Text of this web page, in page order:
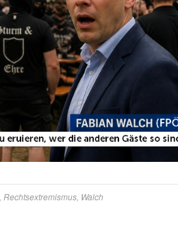
Rechtsextremismus Walch